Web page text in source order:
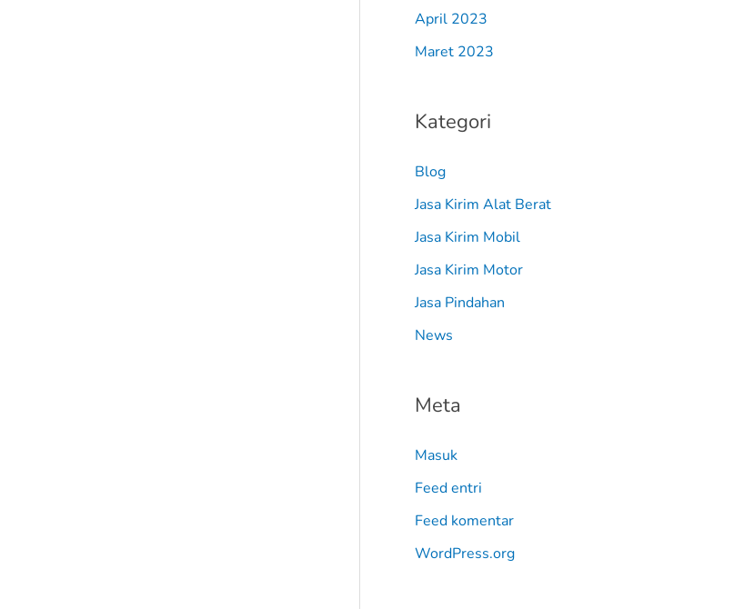
April 2023
Maret 2023
Kategori
Blog
Jasa Kirim Alat Berat
Jasa Kirim Mobil
Jasa Kirim Motor
Jasa Pindahan
News
Meta
Masuk
Feed entri
Feed komentar
WordPress.org